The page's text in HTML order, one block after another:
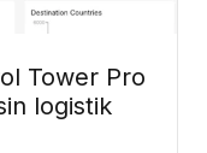
Tower Pro
logistik